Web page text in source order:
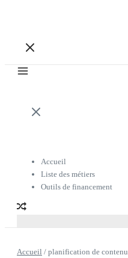
Accueil
Liste des métiers
Outils de financement
Accueil / planification de contenu